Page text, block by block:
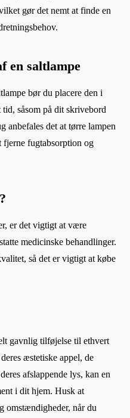
gør det nemt at finde en
en saltlampe
bør du placere den i
såsom på dit skrivebord
anbefales det at tørre lampen
fugtabsorption og
er det vigtigt at være
medicinske behandlinger.
så det er vigtigt at købe
gavnlig tilføjelse til ethvert
æstetiske appel, de
afslappende lys, kan en
i dit hjem. Husk at
omstændigheder, når du